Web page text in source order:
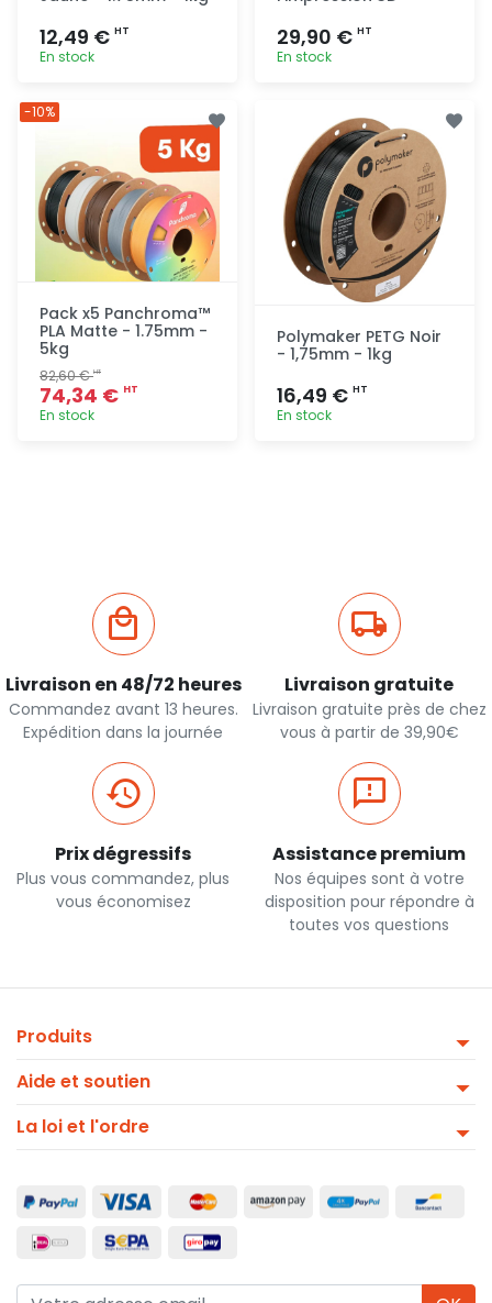
12,49 € HT
En stock
rapide
29,90 € HT
En stock
rapide
Pack x5 Panchroma™
PLA Matte - 1.75mm -
5kg
82,60 €HT
74,34 € HT
En stock
-10%
Polymaker PETG Noir
- 1,75mm - 1kg
16,49 € HT
En stock
Livraison en 48/72 heures
Commandez avant 13 heures.
Expédition dans la journée
Livraison gratuite
Livraison gratuite près de chez
vous à partir de 39,90€
Prix dégressifs
Plus vous commandez, plus
vous économisez
Assistance premium
Nos équipes sont à votre
disposition pour répondre à
toutes vos questions
Produits
Aide et soutien
La loi et l'ordre